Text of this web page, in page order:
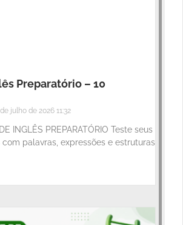
Preparatório – 10
julho de 2026 11:32
INGLÊS PREPARATÓRIO Teste seus
palavras, expressões e estruturas